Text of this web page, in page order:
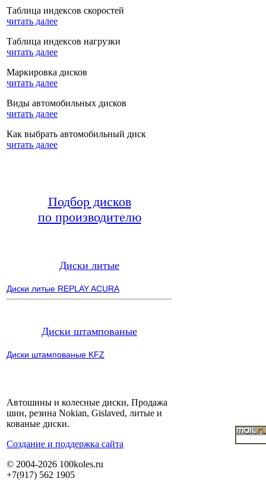
Таблица индексов скоростей
читать далее
Таблица индексов нагрузки
читать далее
Маркировка дисков
читать далее
Виды автомобильных дисков
читать далее
Как выбрать автомобильный диск
читать далее
Подбор дисков
по производителю
Диски литые
Диски литые REPLAY ACURA
Диски штампованые
Диски штампованые KFZ
Автошины и колесные диски, Продажа
шин, резина Nokian, Gislaved, литые и
кованые диски.
Cоздание и поддержка сайта
© 2004-2026 100koles.ru
+7(917) 562 1905